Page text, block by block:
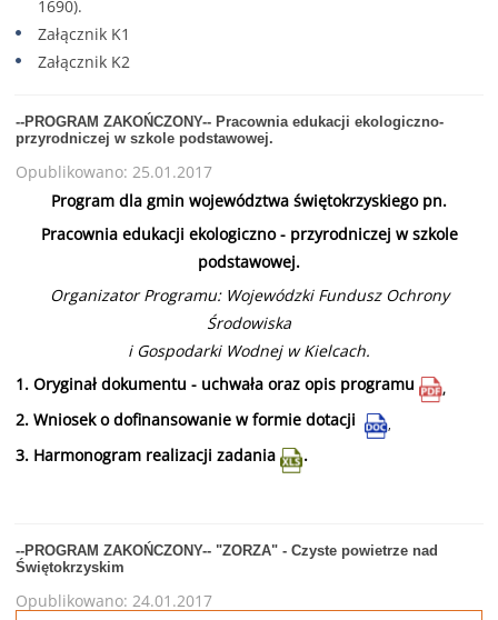
1690).
Załącznik K1
Załącznik K2
--PROGRAM ZAKOŃCZONY-- Pracownia edukacji ekologiczno-
przyrodniczej w szkole podstawowej.
Opublikowano: 25.01.2017
Program dla gmin województwa świętokrzyskiego pn.
Pracownia edukacji ekologiczno - przyrodniczej w szkole
podstawowej.
Organizator Programu: Wojewódzki Fundusz Ochrony
Środowiska
i Gospodarki Wodnej w Kielcach.
1. Oryginał dokumentu - uchwała oraz opis programu ,
2. Wniosek o dofinansowanie w formie dotacji ,
3. Harmonogram realizacji zadania .
--PROGRAM ZAKOŃCZONY-- "ZORZA" - Czyste powietrze nad
Świętokrzyskim
Opublikowano: 24.01.2017